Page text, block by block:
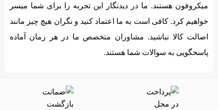
میکروفون هستند. ما در دیدنگار این تجربه را برای شما میسر
خواهیم کرد. کافی است به ما اعتماد کنید و نگران هیچ چیز مانند
اصالت کالا نباشید. مشاوران متخصص ما در هر زمان آماده
پاسخگویی به سوالات شما هستند.